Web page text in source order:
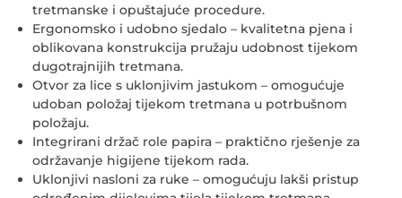
tretmanske i opuštajuće procedure.
Ergonomsko i udobno sjedalo – kvalitetna pjena i
oblikovana konstrukcija pružaju udobnost tijekom
dugotrajnijih tretmana.
Otvor za lice s uklonjivim jastukom – omogućuje
udoban položaj tijekom tretmana u potrbušnom
položaju.
Integrirani držač role papira – praktično rješenje za
održavanje higijene tijekom rada.
Uklonjivi nasloni za ruke – omogućuju lakši pristup